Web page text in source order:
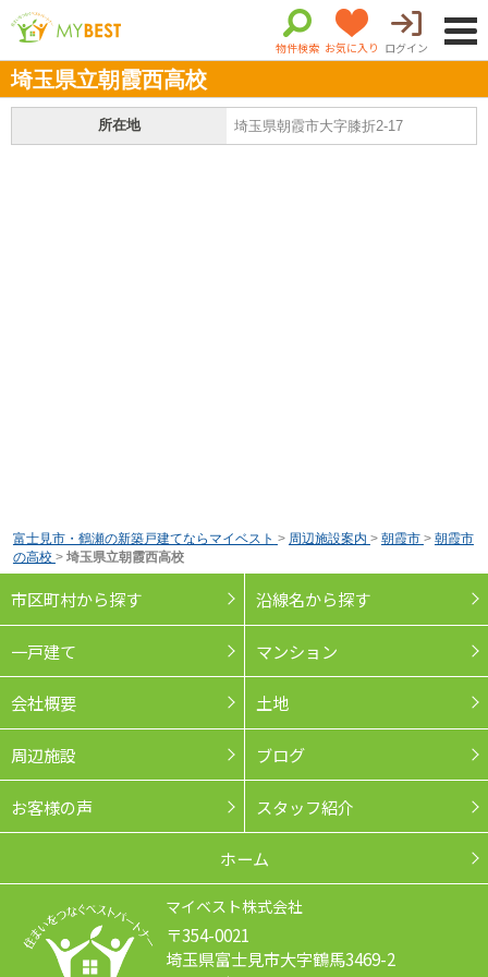
物件検索 お気に入り ログイン
埼玉県立朝霞西高校
所在地 埼玉県朝霞市大字膝折2-17
富士見市・鶴瀬の新築戸建てならマイベスト > 周辺施設案内 > 朝霞市 > 朝霞市
の高校 > 埼玉県立朝霞西高校
市区町村から探す 沿線名から探す
一戸建て マンション
会社概要 土地
周辺施設 ブログ
お客様の声 スタッフ紹介
ホーム
マイベスト株式会社
〒354-0021
埼玉県富士見市大字鶴馬3469-2